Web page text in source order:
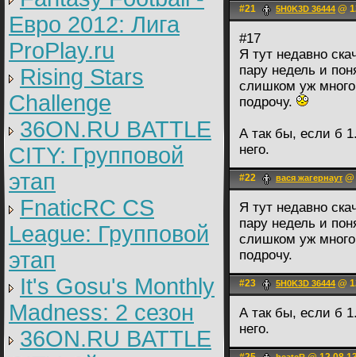
Евро 2012: Лига
ProPlay.ru
Rising Stars
Challenge
36ON.RU BATTLE
CITY: Групповой
этап
FnaticRC CS
League: Групповой
этап
It's Gosu's Monthly
Madness: 2 сезон
36ON.RU BATTLE
#21 5H0K3D 36444 @
#17
Я тут недавно
пару недель и
слишком уж
подрочу.
А так бы, если б
него.
#22 вася жагернаут
Я тут недавно
пару недель и
слишком уж
подрочу.
#23 5H0K3D 36444 @
А так бы, если б
него.